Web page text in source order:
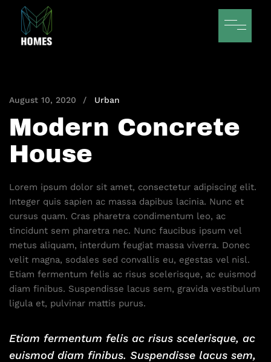
August 10, 2020 Urban
Modern Concrete
House
Lorem ipsum dolor sit amet, consectetur adipiscing elit.
Integer quis sapien ac massa dapibus lacinia. Nunc et
cursus quam. Cras pharetra condimentum leo, ac
tincidunt sem pharetra nec. Nunc faucibus ipsum vel
metus aliquam, interdum feugiat massa viverra. Donec
velit magna, sodales sed convallis eu, egestas vel nisl.
Etiam fermentum felis ac risus scelerisque, ac euismod
diam finibus. Suspendisse lacus sem, gravida vestibulum
ligula et, pulvinar mattis purus.
Etiam fermentum felis ac risus scelerisque, ac
euismod diam finibus. Suspendisse lacus sem,